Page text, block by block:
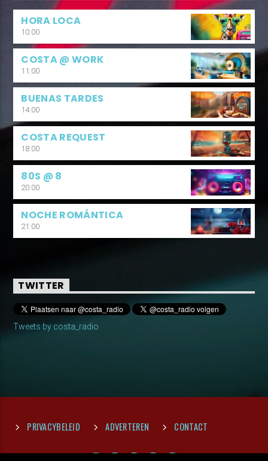
HORA LOCA
10:00
COSTA @ WORK
11:00
BUENAS TARDES
14:00
COSTA REQUEST
18:00
80S @ 8
20:00
NOCHE ROMÁNTICA
21:00
TWITTER
Tweets by costa_radio
PRIVACYBELEID ADVERTEREN CONTACT